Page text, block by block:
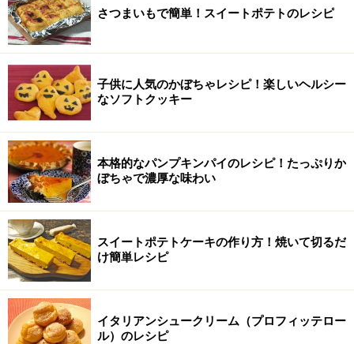
さつまいもで簡単！スイートポテトのレシピ
子供に人気のかぼちゃレシピ！楽しいヘルシー
なソフトクッキー
本格的なパンプキンパイのレシピ！たっぷりか
ぼちゃで濃厚な味わい
スイートポテトケーキの作り方！焼いて切るだ
け簡単レシピ
イタリアンシュークリーム（プロフィッテロー
ル）のレシピ